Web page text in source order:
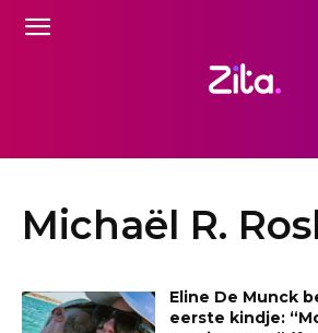
Michaël R.
Eline De Munck
eerste kindje: